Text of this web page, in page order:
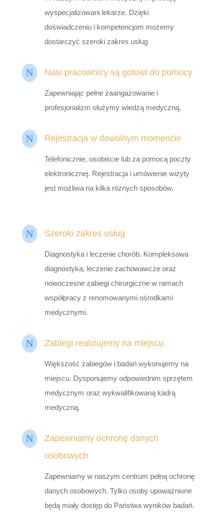
wyspecjalizowani lekarze. Dzięki
doświadczeniu i kompetencjom możemy
dostarczyć szeroki zakres usług
N Nasi pracownicy są gotowi do pomocy
Zapewniając pełne zaangażowanie i
profesjonalizm służymy wiedzą medyczną.
N Rejestracja w dowolnym momencie
Telefonicznie, osobiście lub za pomocą poczty
elektronicznej. Rejestracja i umówienie wizyty
jest możliwa na kilka różnych sposobów.
N Szeroki zakres usług
Diagnostyka i leczenie chorób. Kompleksowa
diagnostyka, leczenie zachowawcze oraz
nowoczesne zabiegi chirurgiczne w ramach
współpracy z renomowanymi ośrodkami
medycznymi.
N Zabiegi realizujemy na miejscu
Większość zabiegów i badań wykonujemy na
miejscu. Dysponujemy odpowiednim sprzętem
medycznym oraz wykwalifikowaną kadrą
medyczną.
N
Zapewniamy ochronę danych
osobowych
Zapewniamy w naszym centrum pełną ochronę
danych osobowych. Tylko osoby upoważnione
będą miały dostęp do Państwa wyników badań.